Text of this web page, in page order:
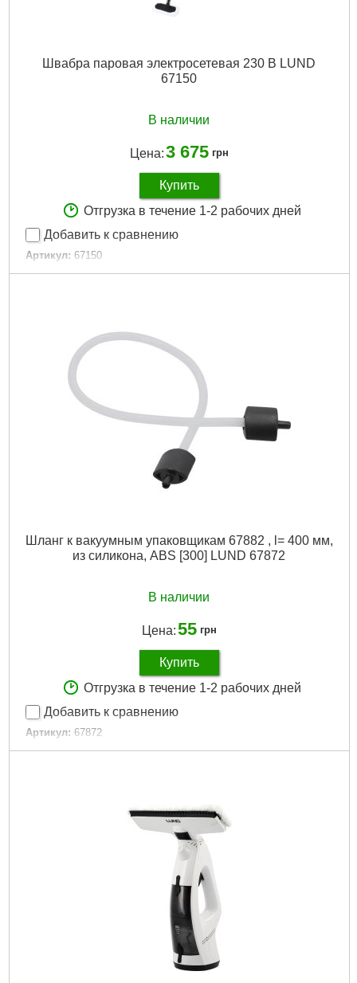
Швабра паровая электросетевая 230 В LUND
67150
В наличии
Цена:3 675 грн
Купить
Отгрузка в течение 1-2 рабочих дней
Добавить к сравнению
Артикул: 67150
Код товара: 30.92.25
Шланг к вакуумным упаковщикам 67882 , l= 400 мм,
из силикона, ABS [300] LUND 67872
В наличии
Цена:55 грн
Купить
Отгрузка в течение 1-2 рабочих дней
Добавить к сравнению
Артикул: 67872
Код товара: 29.36.20
Подробнее...